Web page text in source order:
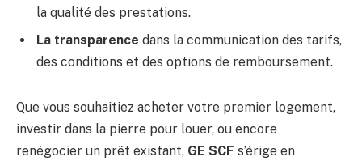
la qualité des prestations.
La transparence dans la communication des tarifs,
des conditions et des options de remboursement.
Que vous souhaitiez acheter votre premier logement,
investir dans la pierre pour louer, ou encore
renégocier un prêt existant, GE SCF s’érige en